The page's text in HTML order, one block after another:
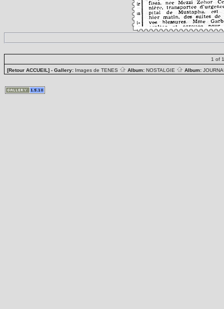
1 of
[Retour ACCUEIL] - Gallery: Images de TENES Album: NOSTALGIE Album: